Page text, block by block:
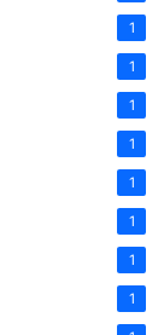
1
1
1
1
1
1
1
1